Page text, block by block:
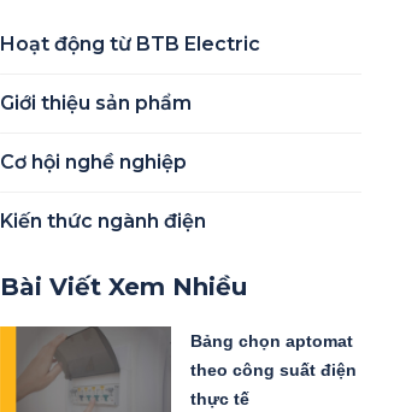
Hoạt động từ BTB Electric
Giới thiệu sản phẩm
Cơ hội nghề nghiệp
Kiến thức ngành điện
Bài Viết Xem Nhiều
Bảng chọn aptomat
theo công suất điện
thực tế